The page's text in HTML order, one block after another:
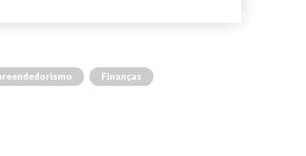
Finanças